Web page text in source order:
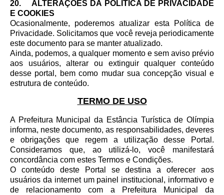
20. ALTERAÇÕES DA POLÍTICA DE PRIVACIDADE
E COOKIES
Ocasionalmente, poderemos atualizar esta Política de
Privacidade. Solicitamos que você reveja periodicamente
este documento para se manter atualizado.
Ainda, podemos, a qualquer momento e sem aviso prévio
aos usuários, alterar ou extinguir qualquer conteúdo
desse portal, bem como mudar sua concepção visual e
estrutura de conteúdo.
TERMO DE USO
A Prefeitura Municipal da Estância Turística de Olímpia
informa, neste documento, as responsabilidades, deveres
e obrigações que regem a utilização desse Portal.
Consideramos que, ao utilizá-lo, você manifestará
concordância com estes Termos e Condições.
O conteúdo deste Portal se destina a oferecer aos
usuários da internet um painel institucional, informativo e
de relacionamento com a Prefeitura Municipal da